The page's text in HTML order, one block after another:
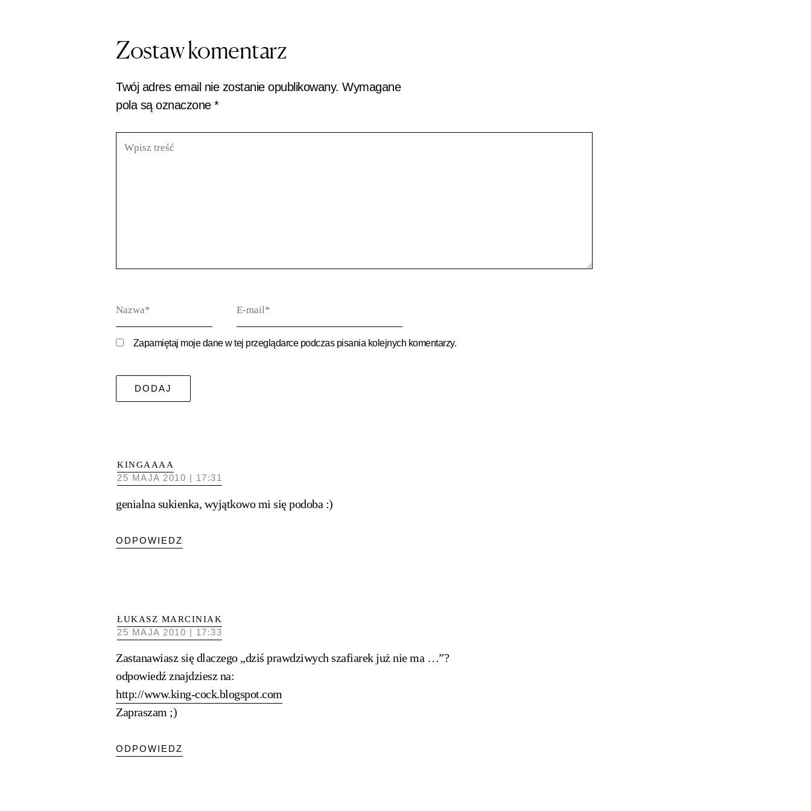
KINGAAAA
25 MAJA 2010 | 17:31
genialna sukienka, wyjątkowo mi się podoba :)
ODPOWIEDZ
ŁUKASZ MARCINIAK
25 MAJA 2010 | 17:33
Zastanawiasz się dlaczego „dziś prawdziwych szafiarek już nie ma …”?
odpowiedź znajdziesz na:
http://www.king-cock.blogspot.com
Zapraszam ;)
ODPOWIEDZ
Zostaw komentarz
Twój adres email nie zostanie opublikowany. Wymagane
pola są oznaczone *
Wpisz
Zapamiętaj moje dane w tej przeglądarce podczas pisania kolejnych komentarzy.